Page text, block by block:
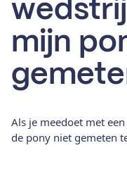
mijn
Als je meedoet met
de pony niet gemeten